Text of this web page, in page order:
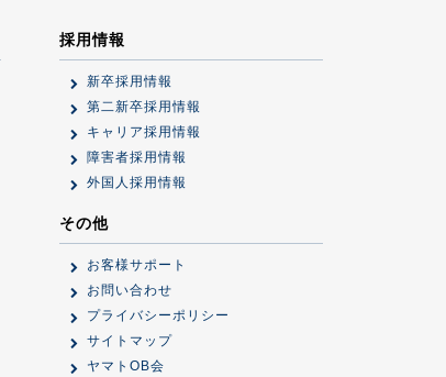
採用情報
新卒採用情報
第二新卒採用情報
キャリア採用情報
障害者採用情報
外国人採用情報
その他
お客様サポート
お問い合わせ
プライバシーポリシー
サイトマップ
ヤマトOB会